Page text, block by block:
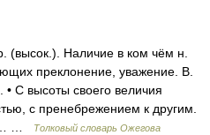
Наличие в ком чём н.
преклонение, уважение. В.
С высоты своего величия
с пренебрежением к другим.
…
Толковый словарь Ожегова